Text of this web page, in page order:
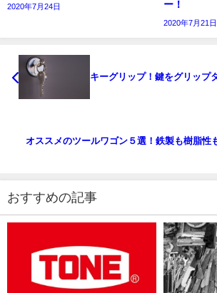
2020年7月24日
ー！
2020年7月21日
キーグリップ！鍵をグリップ
オススメのツールワゴン５選！鉄製も樹脂性
おすすめの記事